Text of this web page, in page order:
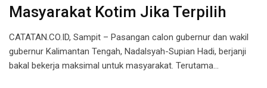
Masyarakat Kotim Jika Terpilih
CATATAN.CO.ID, Sampit – Pasangan calon gubernur dan wakil
gubernur Kalimantan Tengah, Nadalsyah-Supian Hadi, berjanji
bakal bekerja maksimal untuk masyarakat. Terutama…